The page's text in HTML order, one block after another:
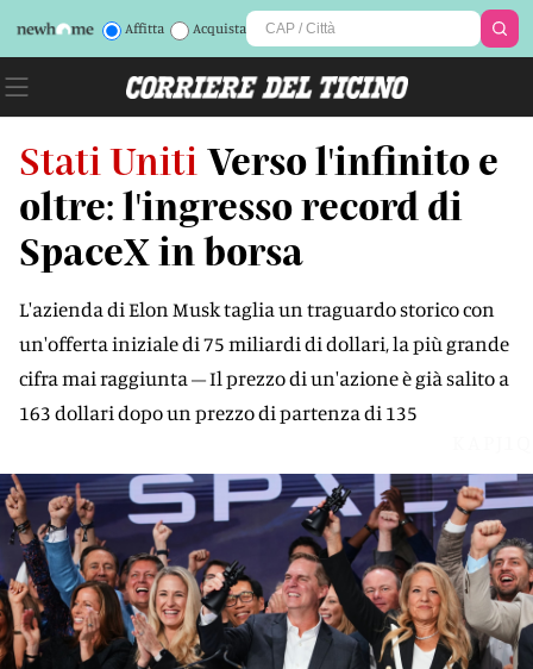
Affitta Acquista
Stati Uniti Verso l'infinito e
oltre: l'ingresso record di
SpaceX in borsa
L'azienda di Elon Musk taglia un traguardo storico con
un'offerta iniziale di 75 miliardi di dollari, la più grande
cifra mai raggiunta – Il prezzo di un'azione è già salito a
163 dollari dopo un prezzo di partenza di 135